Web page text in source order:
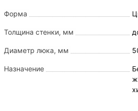
Форма
Толщина стенки, мм
Диаметр люка, мм
Назначение